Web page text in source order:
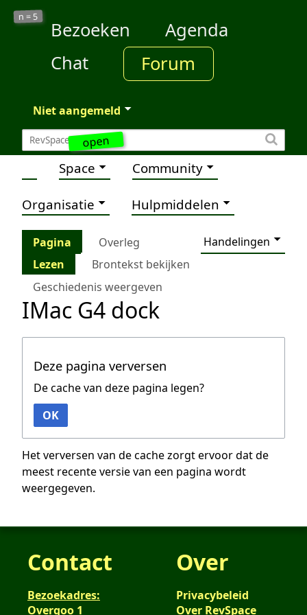
open
n = 5
Bezoeken
Agenda
Chat
Forum
Niet aangemeld
Space Community
Organisatie Hulpmiddelen
Pagina Overleg
Handelingen
Lezen
Brontekst bekijken
Geschiedenis weergeven
IMac G4 dock
Deze pagina verversen
De cache van deze pagina legen?
OK
Het verversen van de cache zorgt ervoor dat de
meest recente versie van een pagina wordt
weergegeven.
Contact
Bezoekadres:
Overgoo 1
Over
Privacybeleid
Over RevSpace